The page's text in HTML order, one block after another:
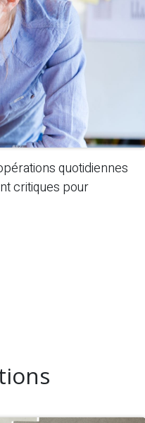
quotidiennes
critiques pour